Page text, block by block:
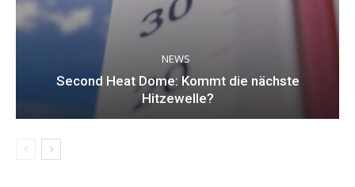
NEWS
Second Heat Dome: Kommt die nächste
Hitzewelle?